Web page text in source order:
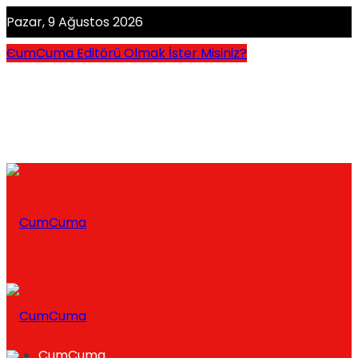
Pazar, 9 Ağustos 2026
CumCuma Editörü Olmak İster Misiniz?